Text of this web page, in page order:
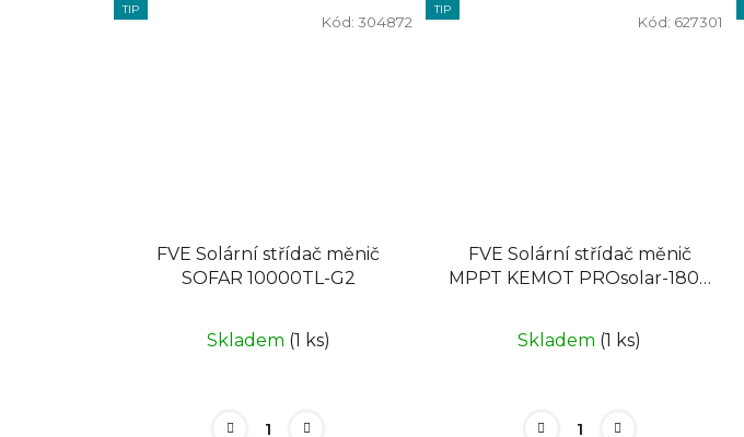
TIP
FVE Solární střídač měnič
SOFAR 10000TL-G2
Skladem (1 ks)
Kód: 304872
TIP
FVE Solární střídač měnič
MPPT KEMOT PROsolar-1800
Skladem (1 ks)
Kód: 627301